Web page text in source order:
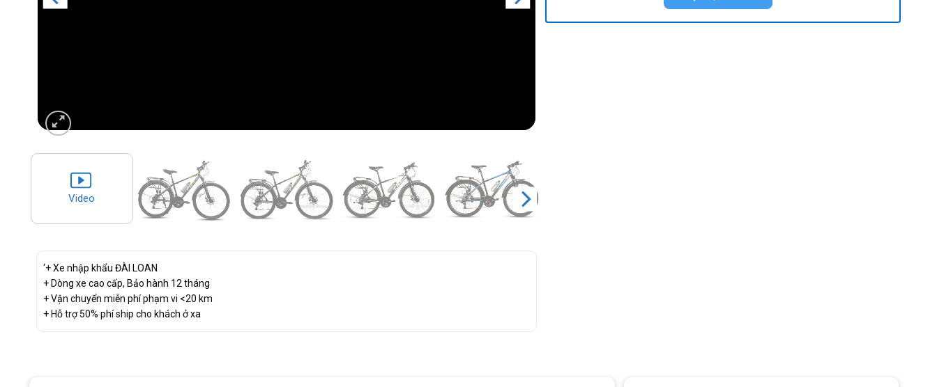
Video
‘+ Xe nhập khẩu ĐÀI LOAN
+ Dòng xe cao cấp, Bảo hành 12 tháng
+ Vận chuyển miễn phí phạm vi <20 km
+ Hỗ trợ 50% phí ship cho khách ở xa